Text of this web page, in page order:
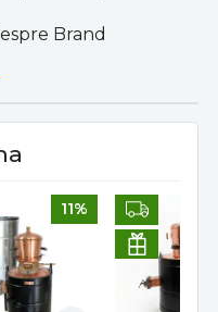
Brand
11%